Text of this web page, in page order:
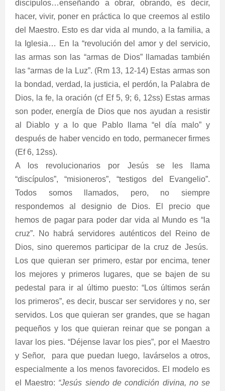
discípulos…enseñando a obrar, obrando, es decir,
hacer, vivir, poner en práctica lo que creemos al estilo
del Maestro. Esto es dar vida al mundo, a la familia, a
la Iglesia… En la “revolución del amor y del servicio,
las armas son las “armas de Dios” llamadas también
las “armas de la Luz”. (Rm 13, 12-14) Estas armas son
la bondad, verdad, la justicia, el perdón, la Palabra de
Dios, la fe, la oración (cf Ef 5, 9; 6, 12ss) Estas armas
son poder, energía de Dios que nos ayudan a resistir
al Diablo y a lo que Pablo llama “el día malo” y
después de haber vencido en todo, permanecer firmes
(Ef 6, 12ss).
A los revolucionarios por Jesús se les llama
“discípulos”, “misioneros”, “testigos del Evangelio”.
Todos somos llamados, pero, no siempre
respondemos al designio de Dios. El precio que
hemos de pagar para poder dar vida al Mundo es “la
cruz”. No habrá servidores auténticos del Reino de
Dios, sino queremos participar de la cruz de Jesús.
Los que quieran ser primero, estar por encima, tener
los mejores y primeros lugares, que se bajen de su
pedestal para ir al último puesto: “Los últimos serán
los primeros”, es decir, buscar ser servidores y no, ser
servidos. Los que quieran ser grandes, que se hagan
pequeños y los que quieran reinar que se pongan a
lavar los pies. “Déjense lavar los pies”, por el Maestro
y Señor,
para que puedan luego, lavárselos a otros,
especialmente a los menos favorecidos. El modelo es
el Maestro: “Jesús siendo de condición divina, no se